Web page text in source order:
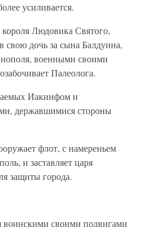
усиливается.
Людовика Святого,
свою дочь за сына Балдуина,
военными своими
Палеолога.
Иакинфом и
державшимися стороны
флот, с намереньем
и заставляет царя
защиты города.
воинскими своими подвигами